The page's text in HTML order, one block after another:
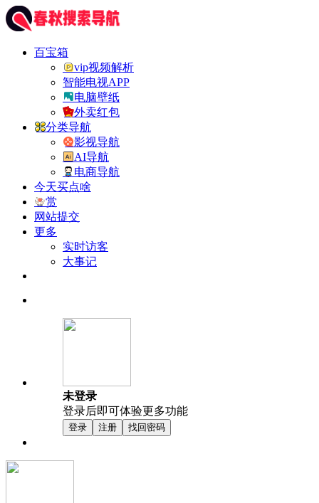
百宝箱
vip视频解析
智能电视APP
电脑壁纸
外卖红包
分类导航
影视导航
AI导航
电商导航
今天买点啥
赏
网站提交
更多
实时访客
大事记
未登录
登录后即可体验更多功能
登录 注册 找回密码